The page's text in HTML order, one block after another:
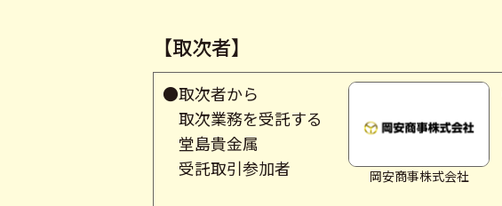
【取次者】
●取次者から
取次業務を受託する
堂島貴金属
受託取引参加者
岡安商事株式会社